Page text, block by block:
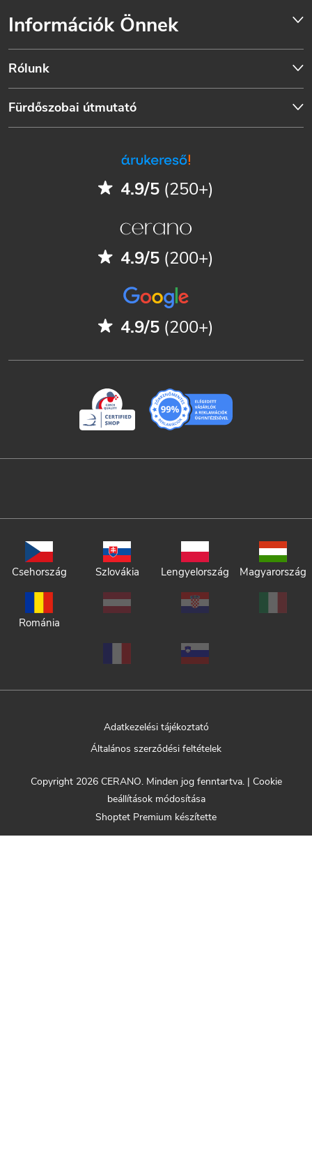
Információk Önnek
Rólunk
Fürdőszobai útmutató
4.9/5 (250+)
4.9/5 (200+)
4.9/5 (200+)
Csehország Szlovákia Lengyelország Magyarország
Románia
Adatkezelési tájékoztató
Általános szerződési feltételek
Shoptet Premium készítette
Copyright 2026 CERANO. Minden jog fenntartva. | Cookie
beállítások módosítása